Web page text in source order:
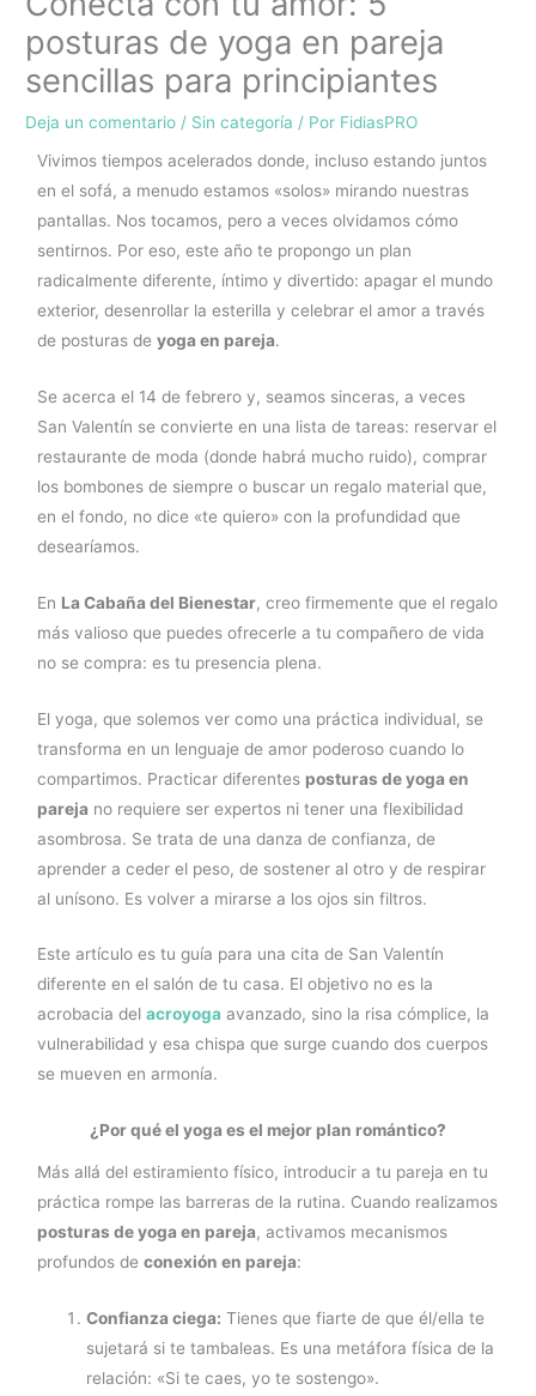
posturas de yoga en pareja
sencillas para principiantes
Deja un comentario / Sin categoría / Por FidiasPRO
Vivimos tiempos acelerados donde, incluso estando juntos
en el sofá, a menudo estamos «solos» mirando nuestras
pantallas. Nos tocamos, pero a veces olvidamos cómo
sentirnos. Por eso, este año te propongo un plan
radicalmente diferente, íntimo y divertido: apagar el mundo
exterior, desenrollar la esterilla y celebrar el amor a través
de posturas deyoga en pareja.
Se acerca el 14 de febrero y, seamos sinceras, a veces
San Valentín se convierte en una lista de tareas: reservar el
restaurante de moda (donde habrá mucho ruido), comprar
los bombones de siempre o buscar un regalo material que,
en el fondo, no dice «te quiero» con la profundidad que
desearíamos.
En La Cabaña del Bienestar, creo firmemente que el regalo
más valioso que puedes ofrecerle a tu compañero de vida
no se compra: es tu presencia plena.
El yoga, que solemos ver como una práctica individual, se
transforma en un lenguaje de amor poderoso cuando lo
compartimos. Practicar diferentes posturas de yoga en
pareja no requiere ser expertos ni tener una flexibilidad
asombrosa. Se trata de una danza de confianza, de
aprender a ceder el peso, de sostener al otro y de respirar
al unísono. Es volver a mirarse a los ojos sin filtros.
Este artículo es tu guía para una cita de San Valentín
diferente en el salón de tu casa. El objetivo no es la
acrobacia delacroyoga avanzado, sino la risa cómplice, la
vulnerabilidad y esa chispa que surge cuando dos cuerpos
se mueven en armonía.
¿Por qué el yoga es el mejor plan romántico?
Más allá del estiramiento físico, introducir a tu pareja en tu
práctica rompe las barreras de la rutina. Cuando realizamos
posturas de yoga en pareja, activamos mecanismos
profundos deconexión en pareja:
Confianza ciega: Tienes que fiarte de que él/ella te
sujetará si te tambaleas. Es una metáfora física de la
relación: «Si te caes, yo te sostengo».